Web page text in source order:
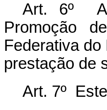
Art. 6º A
Promoção
Federativa
prestação de
Art. 7º